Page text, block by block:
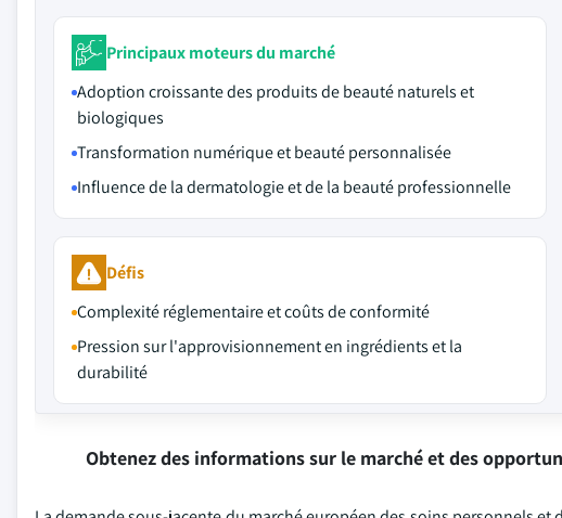
Principaux moteurs du marché
Adoption croissante des produits de beauté naturels et
biologiques
Transformation numérique et beauté personnalisée
Influence de la dermatologie et de la beauté professionnelle
Défis
Complexité réglementaire et coûts de conformité
Pression sur l'approvisionnement en ingrédients et la
durabilité
Obtenez des informations sur le marché et des